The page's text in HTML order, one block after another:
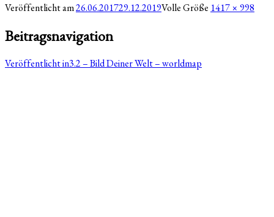
Veröffentlicht am26.06.201729.12.2019Volle Größe 1417 × 998
Beitragsnavigation
Veröffentlicht in3.2 – Bild Deiner Welt – worldmap